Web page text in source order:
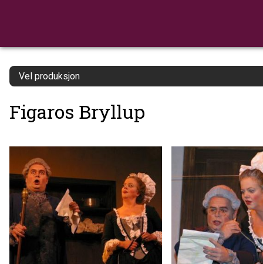
Vel produksjon
Figaros Bryllup